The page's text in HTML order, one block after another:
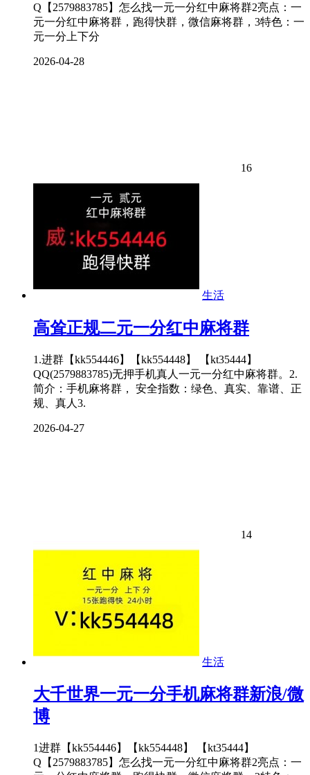
Q【2579883785】怎么找一元一分红中麻将群2亮点：一
元一分红中麻将群，跑得快群，微信麻将群，3特色：一
元一分上下分
2026-04-28
16
生活
高耸正规二元一分红中麻将群
1.进群【kk554446】【kk554448】 【kt35444】
QQ(2579883785)无押手机真人一元一分红中麻将群。2.
简介：手机麻将群， 安全指数：绿色、真实、靠谱、正
规、真人3.
2026-04-27
14
生活
大千世界一元一分手机麻将群新浪/微
博
1进群【kk554446】【kk554448】 【kt35444】
Q【2579883785】怎么找一元一分红中麻将群2亮点：一